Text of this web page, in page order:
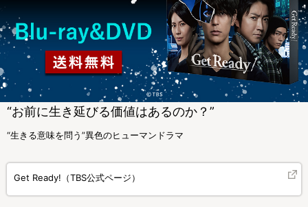
“お前に生き延びる価値はあるのか？”
“生きる意味を問う”異色のヒューマンドラマ
Get Ready!（TBS公式ページ）